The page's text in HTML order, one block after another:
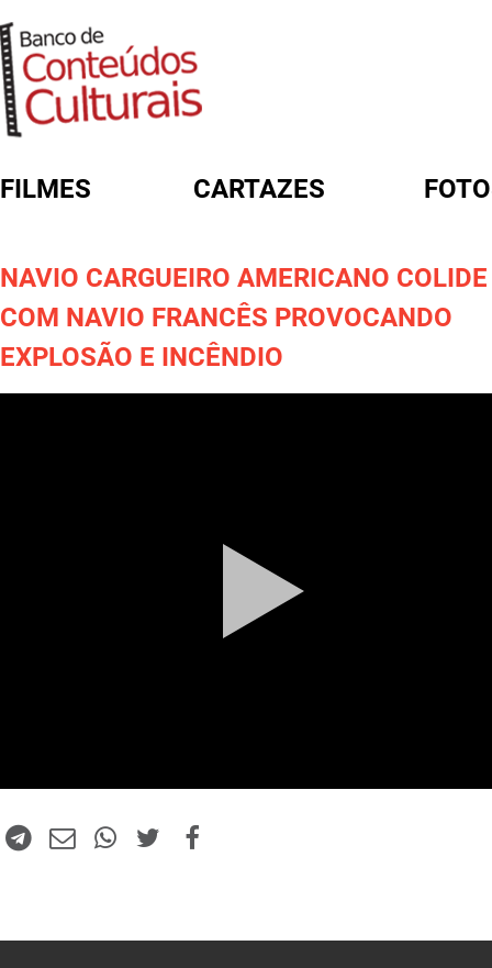
FILMES CARTAZES
NAVIO CARGUEIRO AMERICANO COLIDE
COM NAVIO FRANCÊS PROVOCANDO
EXPLOSÃO E INCÊNDIO